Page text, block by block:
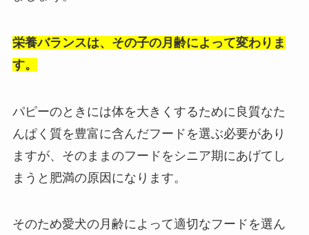
栄養バランスは、その子の月齢によって変わりま
す。
パピーのときには体を大きくするために良質なた
んぱく質を豊富に含んだフードを選ぶ必要があり
ますが、そのままのフードをシニア期にあげてし
まうと肥満の原因になります。
そのため愛犬の月齢によって適切なフードを選ん